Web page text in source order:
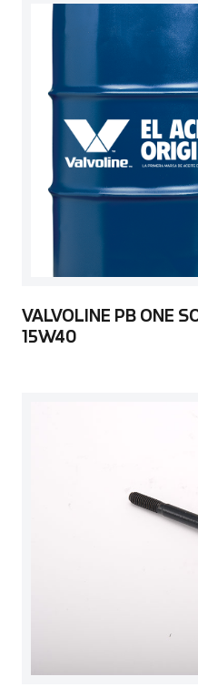
VALVOLINE PB ONE
15W40